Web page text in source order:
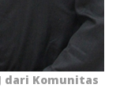
dari Komunitas